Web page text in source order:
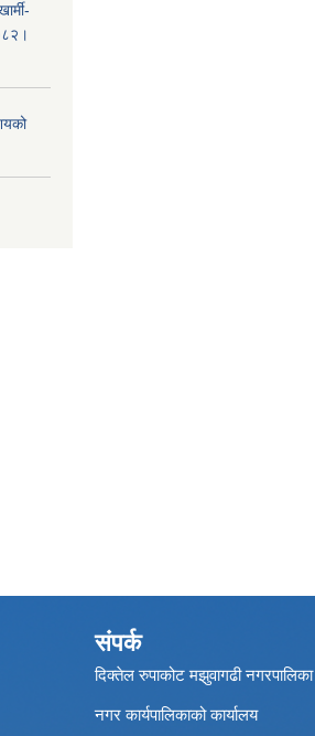
संपर्क
दिक्तेल रुपाकोट मझुवागढी नगरपालिका
नगर कार्यपालिकाको कार्यालय